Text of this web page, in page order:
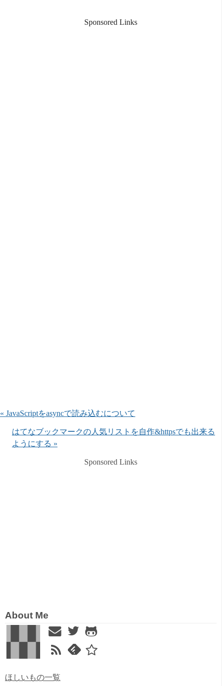
Sponsored Links
« JavaScriptをasyncで読み込むについて
はてなブックマークの人気リストを自作&httpsでも出来る
ようにする »
Sponsored Links
About Me
ほしいもの一覧